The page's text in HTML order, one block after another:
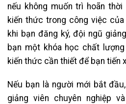
nếu không muốn trì hoãn
kiến thức trong công việc của
khi bạn đăng ký, đội ngũ
bạn một khóa học chất
kiến thức cần thiết để bạn tiến
Nếu bạn là người mới bắt
giảng viên chuyên nghiệp